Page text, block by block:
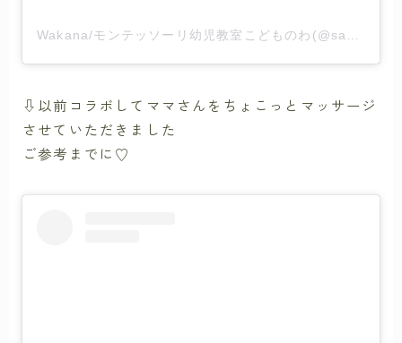
⇩以前コラボしてママさんをちょこっとマッサージ
させていただきました
ご参考までに♡